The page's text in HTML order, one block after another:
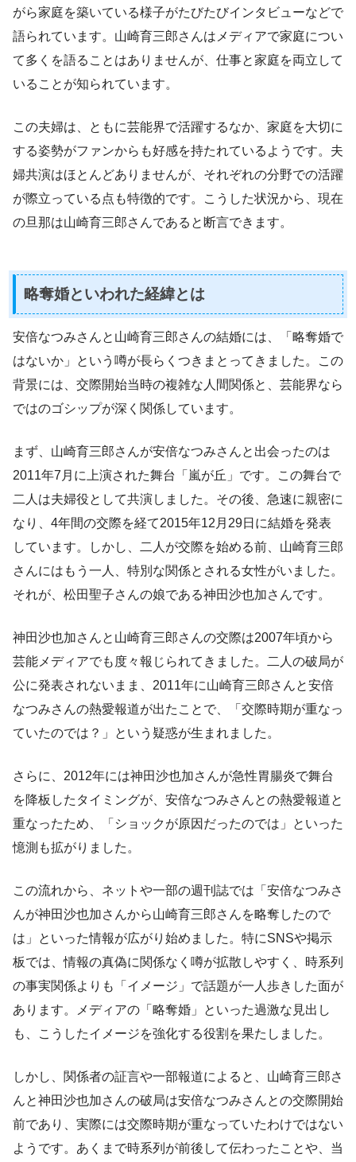
がら家庭を築いている様子がたびたびインタビューなどで
語られています。山崎育三郎さんはメディアで家庭につい
て多くを語ることはありませんが、仕事と家庭を両立して
いることが知られています。
この夫婦は、ともに芸能界で活躍するなか、家庭を大切に
する姿勢がファンからも好感を持たれているようです。夫
婦共演はほとんどありませんが、それぞれの分野での活躍
が際立っている点も特徴的です。こうした状況から、現在
の旦那は山崎育三郎さんであると断言できます。
略奪婚といわれた経緯とは
安倍なつみさんと山崎育三郎さんの結婚には、「略奪婚で
はないか」という噂が長らくつきまとってきました。この
背景には、交際開始当時の複雑な人間関係と、芸能界なら
ではのゴシップが深く関係しています。
まず、山崎育三郎さんが安倍なつみさんと出会ったのは
2011年7月に上演された舞台「嵐が丘」です。この舞台で
二人は夫婦役として共演しました。その後、急速に親密に
なり、4年間の交際を経て2015年12月29日に結婚を発表
しています。しかし、二人が交際を始める前、山崎育三郎
さんにはもう一人、特別な関係とされる女性がいました。
それが、松田聖子さんの娘である神田沙也加さんです。
神田沙也加さんと山崎育三郎さんの交際は2007年頃から
芸能メディアでも度々報じられてきました。二人の破局が
公に発表されないまま、2011年に山崎育三郎さんと安倍
なつみさんの熱愛報道が出たことで、「交際時期が重なっ
ていたのでは？」という疑惑が生まれました。
さらに、2012年には神田沙也加さんが急性胃腸炎で舞台
を降板したタイミングが、安倍なつみさんとの熱愛報道と
重なったため、「ショックが原因だったのでは」といった
憶測も拡がりました。
この流れから、ネットや一部の週刊誌では「安倍なつみさ
んが神田沙也加さんから山崎育三郎さんを略奪したので
は」といった情報が広がり始めました。特にSNSや掲示
板では、情報の真偽に関係なく噂が拡散しやすく、時系列
の事実関係よりも「イメージ」で話題が一人歩きした面が
あります。メディアの「略奪婚」といった過激な見出し
も、こうしたイメージを強化する役割を果たしました。
しかし、関係者の証言や一部報道によると、山崎育三郎さ
んと神田沙也加さんの破局は安倍なつみさんとの交際開始
前であり、実際には交際時期が重なっていたわけではない
ようです。あくまで時系列が前後して伝わったことや、当